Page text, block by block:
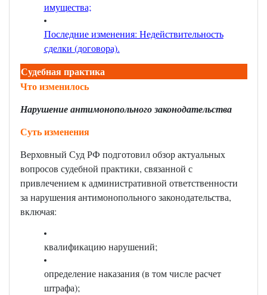
имущества;
Последние изменения: Недействительность
сделки (договора).
Судебная практика
Что изменилось
Нарушение антимонопольного законодательства
Суть изменения
Верховный Суд РФ подготовил обзор актуальных
вопросов судебной практики, связанной с
привлечением к административной ответственности
за нарушения антимонопольного законодательства,
включая:
квалификацию нарушений;
определение наказания (в том числе расчет
штрафа);